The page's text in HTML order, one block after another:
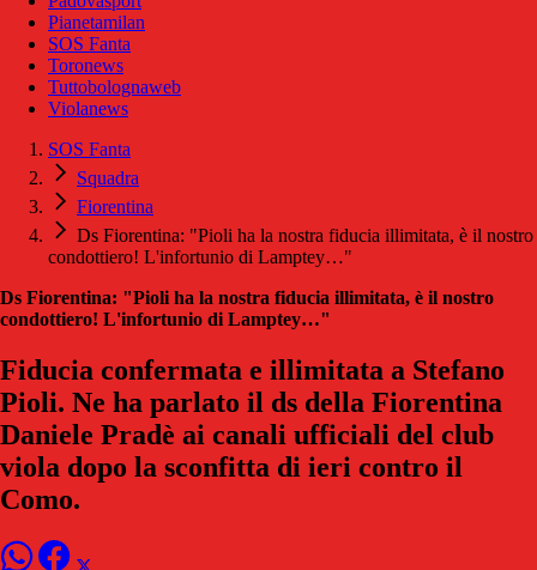
Pianetamilan
SOS Fanta
Toronews
Tuttobolognaweb
Violanews
SOS Fanta
Squadra
Fiorentina
Ds Fiorentina: "Pioli ha la nostra fiducia illimitata, è il nostro
condottiero! L'infortunio di Lamptey…"
Ds Fiorentina: "Pioli ha la nostra fiducia illimitata, è il nostro
condottiero! L'infortunio di Lamptey…"
Fiducia confermata e illimitata a Stefano
Pioli. Ne ha parlato il ds della Fiorentina
Daniele Pradè ai canali ufficiali del club
viola dopo la sconfitta di ieri contro il
Como.